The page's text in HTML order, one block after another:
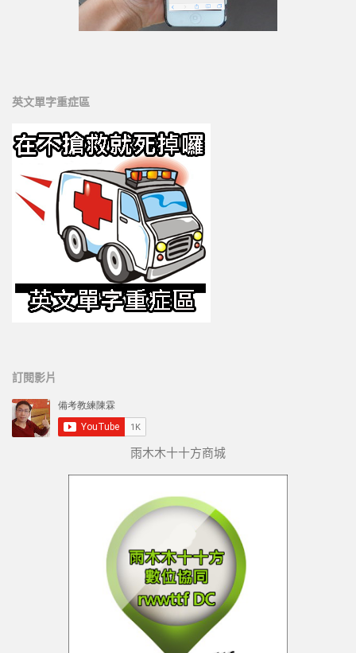
英文單字重症區
訂閱影片
雨木木十十方商城